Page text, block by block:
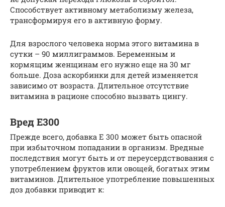
Способствует активному метаболизму железа,
трансформируя его в активную форму.
Для взрослого человека норма этого витамина в
сутки – 90 миллиграммов. Беременным и
кормящим женщинам его нужно еще на 30 мг
больше. Доза аскорбинки для детей изменяется
зависимо от возраста. Длительное отсутствие
витамина в рационе способно вызвать цингу.
Вред Е300
Прежде всего, добавка Е 300 может быть опасной
при избыточном попадании в организм. Вредные
последствия могут быть и от переусердствования с
употреблением фруктов или овощей, богатых этим
витаминов. Длительное употребление повышенных
доз добавки приводит к: